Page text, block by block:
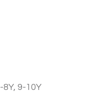
8Y, 9-10Y